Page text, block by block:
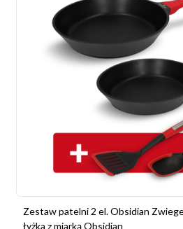
Zestaw patelni 2 el. Obsidian
łyżka z miarką Obsidian